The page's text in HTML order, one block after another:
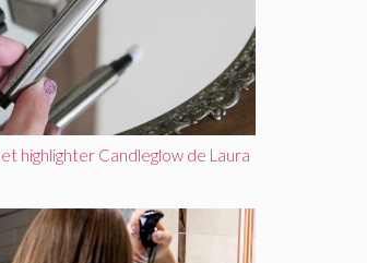
highlighter Candleglow de Laura